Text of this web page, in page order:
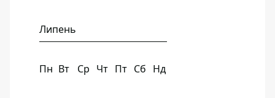
Липень
Пн Вт Ср Чт Пт Сб Нд